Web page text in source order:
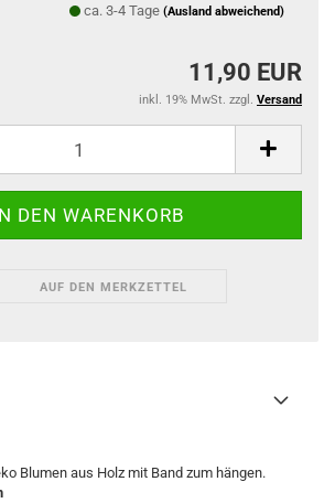
ca. 3-4 Tage (Ausland abweichend)
11,90 EUR
inkl. 19% MwSt. zzgl. Versand
AUF DEN MERKZETTEL
Blumen aus Holz mit Band zum hängen.